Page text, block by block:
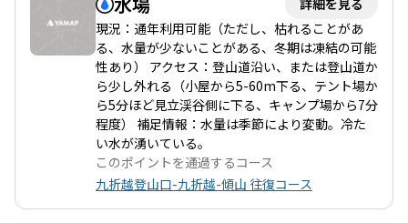
登が始まります。鎖場もあり、特に最初の鎖場は岩の足がかりが
少なく、登山者にとっては試練となります。多くの登山者が「こ
こからが本番」と感じることでしょう。途中、ミツバツツジやア
ケボノツツジなどの美しい花々が登山の疲れを癒してくれます。
山頂に到達した際の達成感は格別で、特に晴れた日には絶景が広
がります。山頂からの眺望は、周囲の山々を一望できる素晴らし
いものです。しかし、天候が変わりやすく、ガスがかかることも
あるため、視界が悪い場合もあります。登山者の中には、ガスの
中での幻想的な雰囲気を楽しむ方もいるようです。 このコース
は、特に仲間と共に挑戦するのが楽しいでしょう。体力に自信が
ない方は、無理をせずに休憩を取りながら登ることをお勧めしま
詳細を見る
現況：通年利用可能（ただし、枯れることがあ
る、水量が少ないことがある、冬期は凍結の可能
性あり） アクセス：登山道沿い、または登山道か
ら少し外れる（小屋から5-60m下る、テント場か
ら5分ほど見立渓谷側に下る、キャンプ場から7分
程度） 補足情報：水量は季節により変動。冷た
い水が湧いている。
このポイントを通過するコース
九折越登山口-九折越-傾山 往復コース